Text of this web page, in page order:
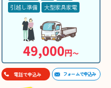
引越し準備
大型家具家電
49,000円〜
電話で申込み フォームで申込み